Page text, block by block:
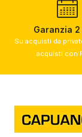
Garanzia
Su acquisti da
acquisti con